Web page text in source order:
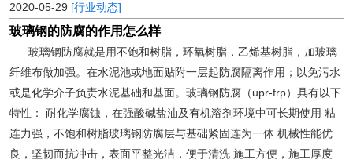
2020-05-29 [行业动态]
玻璃钢的防腐的作用怎么样
玻璃钢防腐就是用不饱和树脂，环氧树脂，乙烯基树脂，加玻璃
纤维布做加强。在水泥池或地面贴附一层起防腐隔离作用；以免污水
或是化学介子负责水泥基础和基面。玻璃钢防腐（upr-frp）具有以下
特性： 耐化学腐蚀，在强酸碱盐油及有机溶剂环境中可长期使用 粘
连力强，不饱和树脂玻璃钢防腐层与基础紧固连为一体 机械性能优
良，坚韧而抗冲击，表面平整光洁，便于清洗 施工方便，施工厚度